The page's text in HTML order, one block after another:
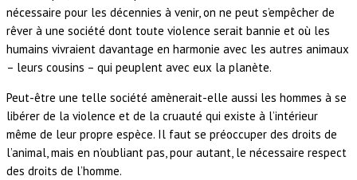
nécessaire pour les décennies à venir, on ne peut s’empêcher de
rêver à une société dont toute violence serait bannie et où les
humains vivraient davantage en harmonie avec les autres animaux
– leurs cousins – qui peuplent avec eux la planète.
Peut-être une telle société amènerait-elle aussi les hommes à se
libérer de la violence et de la cruauté qui existe à l’intérieur
même de leur propre espèce. Il faut se préoccuper des droits de
l’animal, mais en n’oubliant pas, pour autant, le nécessaire respect
des droits de l’homme.